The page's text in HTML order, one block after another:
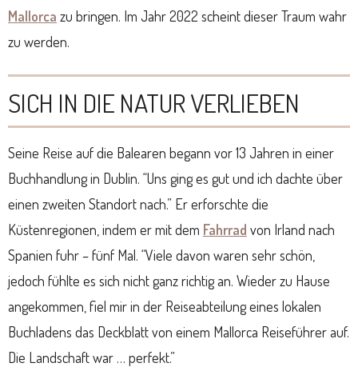
Mallorca zu bringen. Im Jahr 2022 scheint dieser Traum wahr
zu werden.
SICH IN DIE NATUR VERLIEBEN
Seine Reise auf die Balearen begann vor 13 Jahren in einer
Buchhandlung in Dublin. “Uns ging es gut und ich dachte über
einen zweiten Standort nach.” Er erforschte die
Küstenregionen, indem er mit dem Fahrrad von Irland nach
Spanien fuhr – fünf Mal. “Viele davon waren sehr schön,
jedoch fühlte es sich nicht ganz richtig an. Wieder zu Hause
angekommen, fiel mir in der Reiseabteilung eines lokalen
Buchladens das Deckblatt von einem Mallorca Reiseführer auf.
Die Landschaft war … perfekt.”